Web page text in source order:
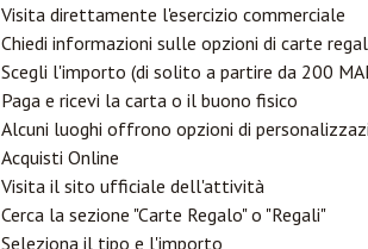
Visita direttamente l'esercizio commerciale
Chiedi informazioni sulle opzioni di carte
Scegli l'importo (di solito a partire da 200
Paga e ricevi la carta o il buono fisico
Alcuni luoghi offrono opzioni di
Acquisti Online
Visita il sito ufficiale dell'attività
Cerca la sezione "Carte Regalo" o "Regali"
Seleziona il tipo e l'importo